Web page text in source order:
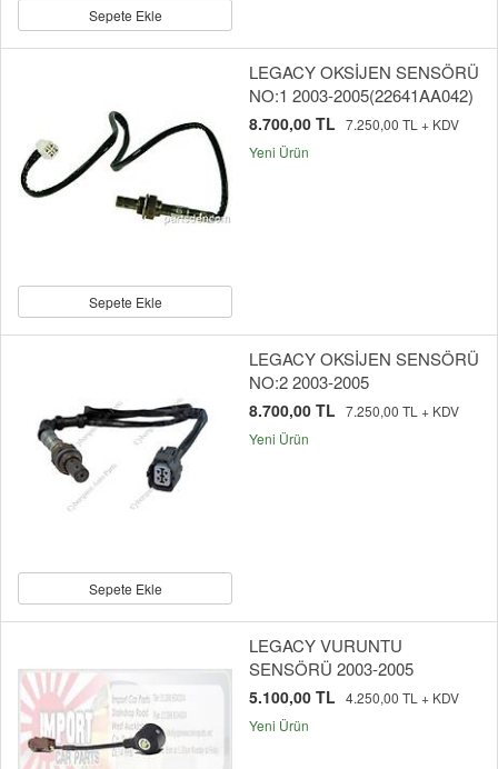
Sepete Ekle
Sepete Ekle
LEGACY OKSİJEN SENSÖRÜ
NO:1 2003-2005(22641AA042)
8.700,00 TL 7.250,00 TL + KDV
Yeni Ürün
Sepete Ekle
LEGACY OKSİJEN SENSÖRÜ
NO:2 2003-2005
8.700,00 TL 7.250,00 TL + KDV
Yeni Ürün
LEGACY VURUNTU
SENSÖRÜ 2003-2005
5.100,00 TL 4.250,00 TL + KDV
Yeni Ürün